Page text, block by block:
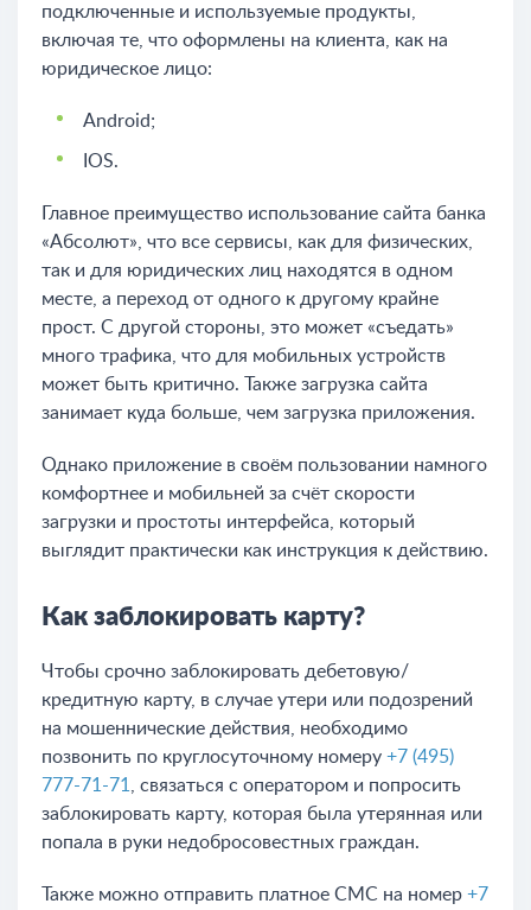
подключенные и используемые продукты,
включая те, что оформлены на клиента, как на
юридическое лицо:
Android;
IOS.
Главное преимущество использование сайта банка
«Абсолют», что все сервисы, как для физических,
так и для юридических лиц находятся в одном
месте, а переход от одного к другому крайне
прост. С другой стороны, это может «съедать»
много трафика, что для мобильных устройств
может быть критично. Также загрузка сайта
занимает куда больше, чем загрузка приложения.
Однако приложение в своём пользовании намного
комфортнее и мобильней за счёт скорости
загрузки и простоты интерфейса, который
выглядит практически как инструкция к действию.
Как заблокировать карту?
Чтобы срочно заблокировать дебетовую/
кредитную карту, в случае утери или подозрений
на мошеннические действия, необходимо
позвонить по круглосуточному номеру +7 (495)
777-71-71
, связаться с оператором и попросить
заблокировать карту, которая была утерянная или
попала в руки недобросовестных граждан.
Также можно отправить платное СМС на номер +7